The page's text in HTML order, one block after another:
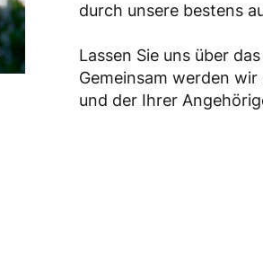
durch unsere bestens
Lassen Sie uns über
Gemeinsam werden
und der Ihrer